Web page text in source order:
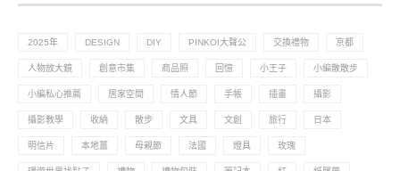
2025年 DESIGN DIY PINKOI大聲公 交換禮物 京都
人物放大鏡 創意市集 商品照 回憶 小王子 小編散散步
小編私心推薦 居家空間 情人節 手帳 插畫 攝影
攝影教學 收納 散步 文具 文創 旅行 日本
明信片 本地薑 母親節 法國 燈具 玫瑰